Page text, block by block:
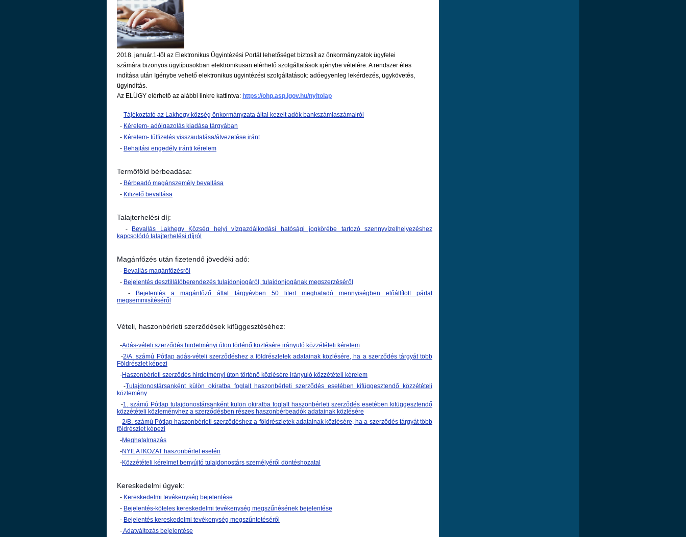
2018. január.1-től az Elektronikus Ügyintézési Portál lehetőséget biztosít az önkormányzatok ügyfelei
számára bizonyos ügytípusokban elektronikusan elérhető szolgáltatások igénybe vételére. A rendszer éles
indítása után Igénybe vehető elektronikus ügyintézési szolgáltatások: adóegyenleg lekérdezés, ügykövetés,
ügyindítás.
Az ELÜGY elérhető az alábbi linkre kattintva: https://ohp.asp.lgov.hu/nyitolap
- Tájékoztató az Lakhegy község önkormányzata által kezelt adók bankszámlaszámairól
- Kérelem- adóigazolás kiadása tárgyában
- Kérelem- túlfizetés visszautalása/átvezetése iránt
- Behajtási engedély iránti kérelem
Termőföld bérbeadása:
- Bérbeadó magánszemély bevallása
- Kifizető bevallása
Talajterhelési díj:
-
Bevallás Lakhegy Község helyi vízgazdálkodási hatósági jogkörébe tartozó szennyvízelhelyezéshez
kapcsolódó talajterhelési díjról
Magánfőzés után fizetendő jövedéki adó:
- Bevallás magánfőzésről
- Bejelentés desztillálóberendezés tulajdonjogáról, tulajdonjogának megszerzéséről
-
Bejelentés a magánfőző által tárgyévben 50 litert meghaladó mennyiségben előállított párlat
megsemmisítéséről
Vételi, haszonbérleti szerződések kifüggesztéséhez:
-Adás-vételi szerződés hirdetményi úton történő közlésére irányuló közzétételi kérelem
-2/A. számú Pótlap adás-vételi szerződéshez a földrészletek adatainak közlésére, ha a szerződés tárgyát több
Földrészlet képezi
-Haszonbérleti szerződés hirdetményi úton történő közlésére irányuló közzétételi kérelem
-Tulajdonostársanként külön okiratba foglalt haszonbérleti szerződés esetében kifüggesztendő közzétételi
közlemény
-1. számú Pótlap tulajdonostársanként külön okiratba foglalt haszonbérleti szerződés esetében kifüggesztendő
közzétételi közleményhez a szerződésben részes haszonbérbeadók adatainak közlésére
-2/B. számú Pótlap haszonbérleti szerződéshez a földrészletek adatainak közlésére, ha a szerződés tárgyát több
földrészlet képezi
-Meghatalmazás
-NYILATKOZAT haszonbérlet esetén
-Közzétételi kérelmet benyújtó tulajdonostárs személyéről döntéshozatal
Kereskedelmi ügyek:
- Kereskedelmi tevékenység bejelentése
- Bejelentés-köteles kereskedelmi tevékenység megszűnésének bejelentése
- Bejelentés kereskedelmi tevékenység megszűntetéséről
-Adatváltozás bejelentése